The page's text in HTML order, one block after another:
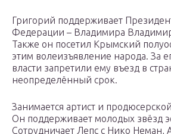
Григорий поддерживает
Федерации – Владимира
Также он посетил Крымский
этим волеизъявление народа. За
власти запретили ему въезд в
неопределённый срок.
Занимается артист и
Он поддерживает молодых звёзд
Сотрудничает Лепс с Нико Неман,